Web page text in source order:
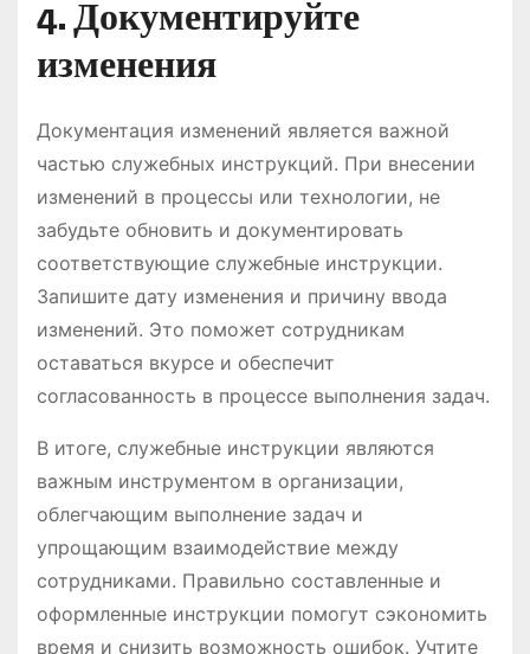
4. Документируйте
изменения
Документация изменений является важной
частью служебных инструкций. При внесении
изменений в процессы или технологии, не
забудьте обновить и документировать
соответствующие служебные инструкции.
Запишите дату изменения и причину ввода
изменений. Это поможет сотрудникам
оставаться вкурсе и обеспечит
согласованность в процессе выполнения задач.
В итоге, служебные инструкции являются
важным инструментом в организации,
облегчающим выполнение задач и
упрощающим взаимодействие между
сотрудниками. Правильно составленные и
оформленные инструкции помогут сэкономить
время и снизить возможность ошибок. Учтите